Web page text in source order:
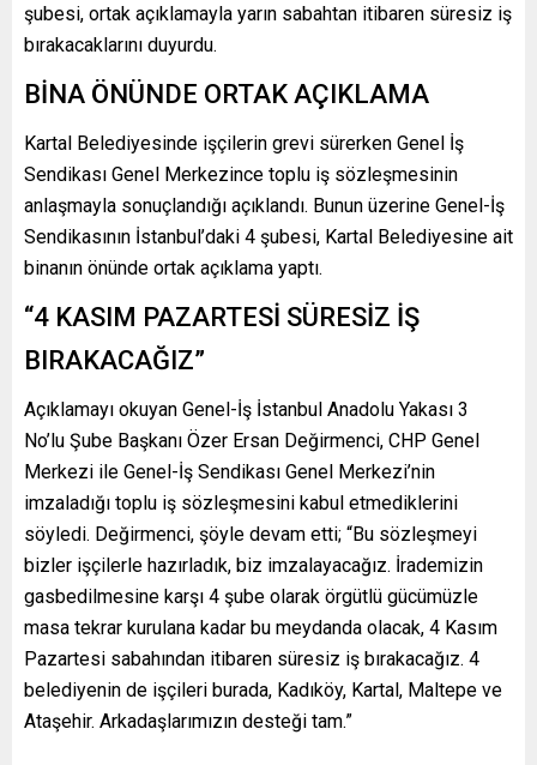
şubesi, ortak açıklamayla yarın sabahtan itibaren süresiz iş
bırakacaklarını duyurdu.
BİNA ÖNÜNDE ORTAK AÇIKLAMA
Kartal Belediyesinde işçilerin grevi sürerken Genel İş
Sendikası Genel Merkezince toplu iş sözleşmesinin
anlaşmayla sonuçlandığı açıklandı. Bunun üzerine Genel-İş
Sendikasının İstanbul’daki 4 şubesi, Kartal Belediyesine ait
binanın önünde ortak açıklama yaptı.
“4 KASIM PAZARTESİ SÜRESİZ İŞ
BIRAKACAĞIZ”
Açıklamayı okuyan Genel-İş İstanbul Anadolu Yakası 3
No’lu Şube Başkanı Özer Ersan Değirmenci, CHP Genel
Merkezi ile Genel-İş Sendikası Genel Merkezi’nin
imzaladığı toplu iş sözleşmesini kabul etmediklerini
söyledi. Değirmenci, şöyle devam etti; “Bu sözleşmeyi
bizler işçilerle hazırladık, biz imzalayacağız. İrademizin
gasbedilmesine karşı 4 şube olarak örgütlü gücümüzle
masa tekrar kurulana kadar bu meydanda olacak, 4 Kasım
Pazartesi sabahından itibaren süresiz iş bırakacağız. 4
belediyenin de işçileri burada, Kadıköy, Kartal, Maltepe ve
Ataşehir. Arkadaşlarımızın desteği tam.”